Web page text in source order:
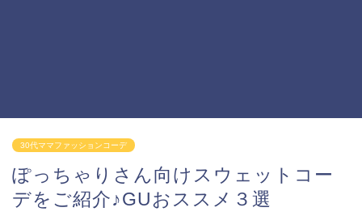
30代ママファッションコーデ
ぽっちゃりさん向けスウェットコー
デをご紹介♪GUおススメ３選